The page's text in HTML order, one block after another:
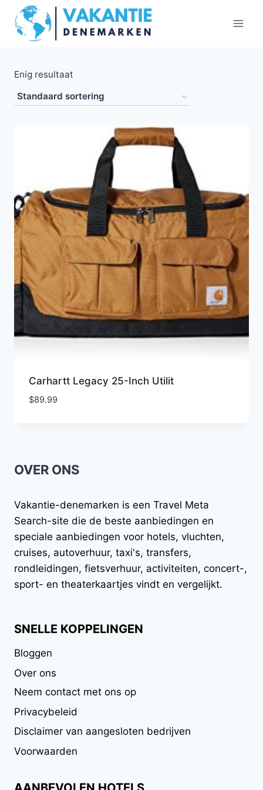
Doorgaan
naar
inhoud
Enig resultaat
Carhartt Legacy 25-Inch Utilit
$89.99
OVER ONS
Vakantie-denemarken is een Travel Meta
Search-site die de beste aanbiedingen en
speciale aanbiedingen voor hotels, vluchten,
cruises, autoverhuur, taxi's, transfers,
rondleidingen, fietsverhuur, activiteiten, concert-,
sport- en theaterkaartjes vindt en vergelijkt.
SNELLE KOPPELINGEN
Bloggen
Over ons
Neem contact met ons op
Privacybeleid
Disclaimer van aangesloten bedrijven
Voorwaarden